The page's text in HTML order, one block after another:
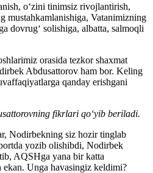
oʻzini tinimsiz rivojlantirish,
mustahkamlanishiga, Vatanimizning
dovrugʻ solishiga, albatta, salmoqli
orasida tezkor shaxmat
Abdusattorov ham bor. Keling
qanday erishgani
fikrlari qoʻyib beriladi.
Nodirbekning siz hozir tinglab
yozib olishibdi, Nodirbek
AQSHga yana bir katta
ekan. Unga havasingiz keldimi?